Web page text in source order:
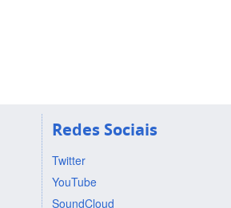
Redes Sociais
Twitter
YouTube
SoundCloud